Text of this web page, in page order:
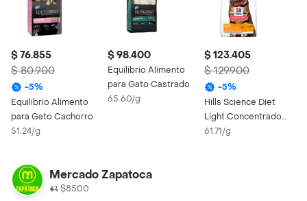
$ 76.855
$ 80.900
-5%
Equilibrio Alimento
para Gato Cachorro
51.24/g
$ 98.400
Equilibrio Alimento
para Gato Castrado
65.60/g
$ 123.405
$ 129.900
-5%
Hills Science Diet
Light Concentrado
Gato Adulto 1.8 Kg
61.71/g
Mercado Zapatoca
$8500